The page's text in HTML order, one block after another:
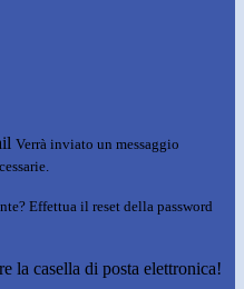
Verrà inviato un messaggio
Effettua il reset della password
la casella di posta elettronica!